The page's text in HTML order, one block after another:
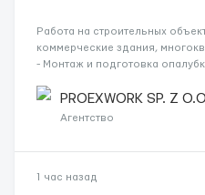
Работа на строительных
коммерческие здания,
- Монтаж и подготовка
Связка арматурных стержней.
опалубки после за...
PROEXWORK SP. Z
Агентство
1 час назад